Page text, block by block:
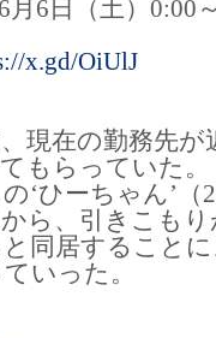
月6日（土）0:00
x.gd/OiUlJ
現在の勤務先
もらっていた。
‘ひーちゃん’（
ら、引きこも
同居すること
いった。